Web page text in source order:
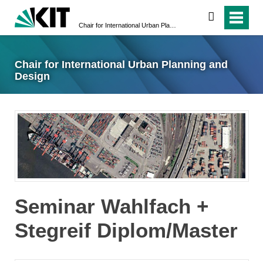
suchen
Chair for International Urban Planning and
Design
Seminar Wahlfach +
Stegreif Diplom/Master